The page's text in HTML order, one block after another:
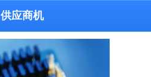
供应商机